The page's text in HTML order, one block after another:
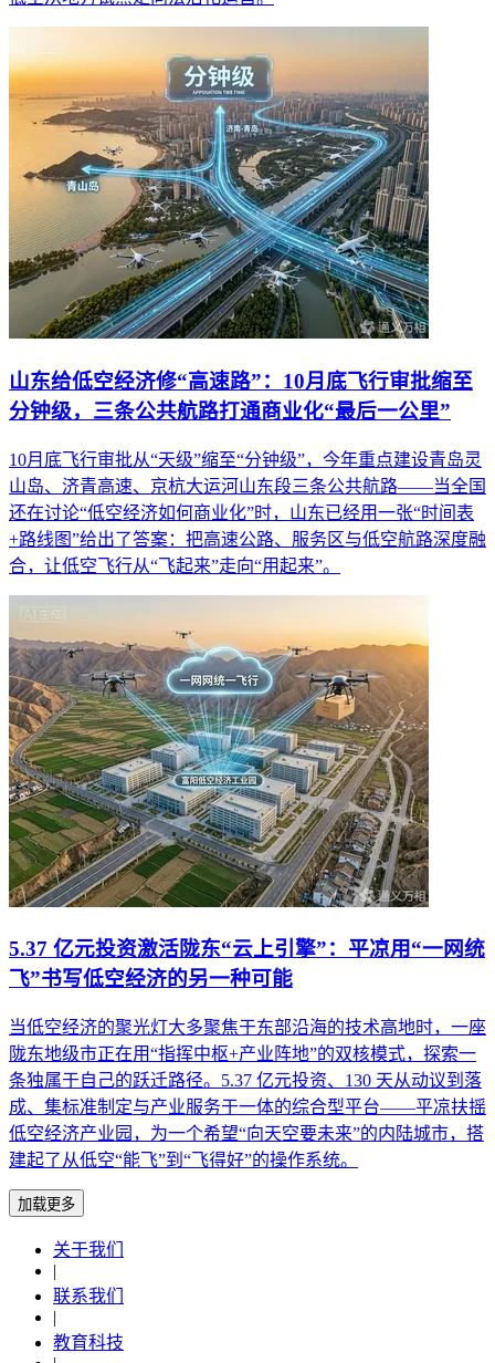
山东给低空经济修“高速路”：10月底飞行审批缩至
分钟级，三条公共航路打通商业化“最后一公里”
10月底飞行审批从“天级”缩至“分钟级”，今年重点建设青岛灵
山岛、济青高速、京杭大运河山东段三条公共航路——当全国
还在讨论“低空经济如何商业化”时，山东已经用一张“时间表
+路线图”给出了答案：把高速公路、服务区与低空航路深度融
合，让低空飞行从“飞起来”走向“用起来”。
5.37 亿元投资激活陇东“云上引擎”：平凉用“一网统
飞”书写低空经济的另一种可能
当低空经济的聚光灯大多聚焦于东部沿海的技术高地时，一座
陇东地级市正在用“指挥中枢+产业阵地”的双核模式，探索一
条独属于自己的跃迁路径。5.37 亿元投资、130 天从动议到落
成、集标准制定与产业服务于一体的综合型平台——平凉扶摇
低空经济产业园，为一个希望“向天空要未来”的内陆城市，搭
建起了从低空“能飞”到“飞得好”的操作系统。
加载更多
关于我们
|
联系我们
|
教育科技